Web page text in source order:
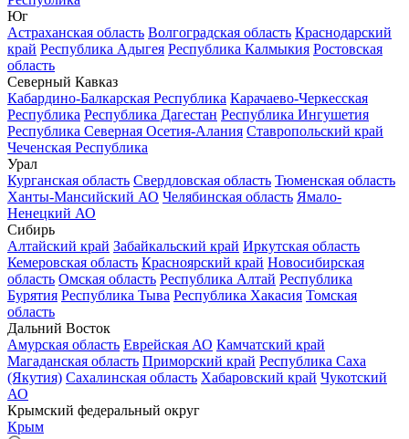
Юг
Астраханская область Волгоградская область Краснодарский
край Республика Адыгея Республика Калмыкия Ростовская
область
Северный Кавказ
Кабардино-Балкарская Республика Карачаево-Черкесская
Республика Республика Дагестан Республика Ингушетия
Республика Северная Осетия-Алания Ставропольский край
Чеченская Республика
Урал
Курганская область Свердловская область Тюменская область
Ханты-Мансийский АО Челябинская область Ямало-
Ненецкий АО
Сибирь
Алтайский край Забайкальский край Иркутская область
Кемеровская область Красноярский край Новосибирская
область Омская область Республика Алтай Республика
Бурятия Республика Тыва Республика Хакасия Томская
область
Дальний Восток
Амурская область Еврейская АО Камчатский край
Магаданская область Приморский край Республика Саха
(Якутия) Сахалинская область Хабаровский край Чукотский
АО
Крымский федеральный округ
Крым